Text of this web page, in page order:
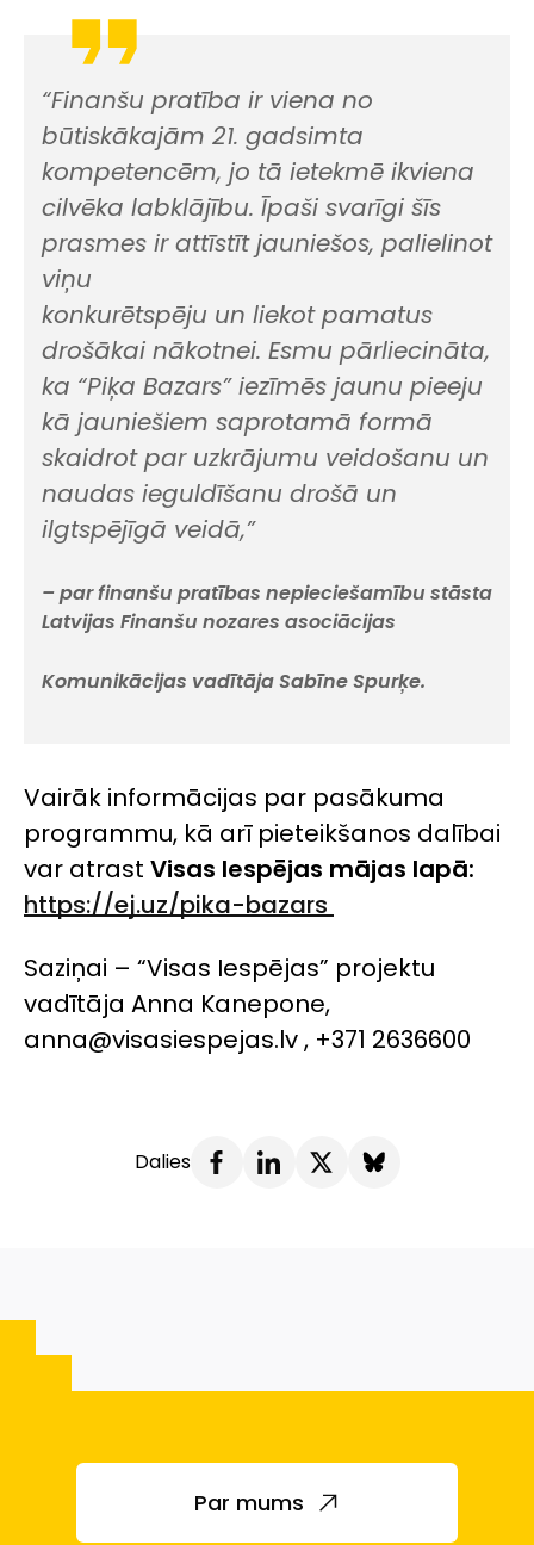
“Finanšu pratība ir viena no
būtiskākajām 21. gadsimta
kompetencēm, jo tā ietekmē ikviena
cilvēka labklājību. Īpaši svarīgi šīs
prasmes ir attīstīt jauniešos, palielinot
viņu
konkurētspēju un liekot pamatus
drošākai nākotnei. Esmu pārliecināta,
ka “Piķa Bazars” iezīmēs jaunu pieeju
kā jauniešiem saprotamā formā
skaidrot par uzkrājumu veidošanu un
naudas ieguldīšanu drošā un
ilgtspējīgā veidā,”
– par finanšu pratības nepieciešamību stāsta
Latvijas Finanšu nozares asociācijas
Komunikācijas vadītāja Sabīne Spurķe.
Vairāk informācijas par pasākuma
programmu, kā arī pieteikšanos dalībai
var atrast Visas Iespējas mājas lapā:
https://ej.uz/pika-bazars
Saziņai – “Visas Iespējas” projektu
vadītāja Anna Kanepone,
anna@visasiespejas.lv , +371 2636600
Dalies
Par mums